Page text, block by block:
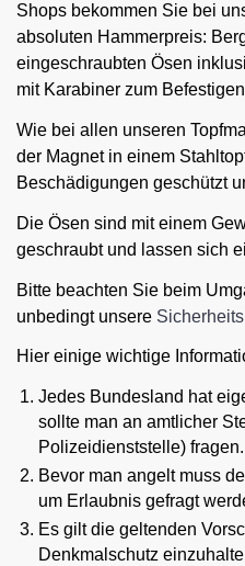
Shops bekommen Sie bei
absoluten Hammerpreis:
eingeschraubten Ösen
mit Karabiner zum
Wie bei allen unseren
der Magnet in einem
Beschädigungen geschützt
Die Ösen sind mit einem
geschraubt und lassen sich
Bitte beachten Sie beim
unbedingt unsere
Hier einige wichtige
Jedes Bundesland hat
sollte man an amtlicher
Polizeidienststelle) fragen.
Bevor man angelt muss
um Erlaubnis gefragt
Es gilt die geltenden
Denkmalschutz